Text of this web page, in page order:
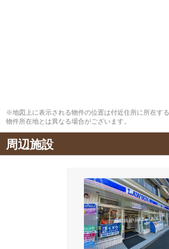
※地図上に表示される物件の位置は付近住所に所在す
物件所在地とは異なる場合がございます。
周辺施設